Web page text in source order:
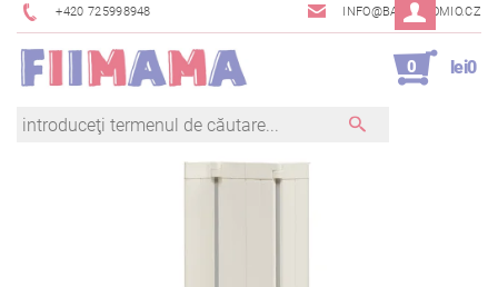
+420 725998948 INFO@BAMBINOMIO.CZ
0 lei0